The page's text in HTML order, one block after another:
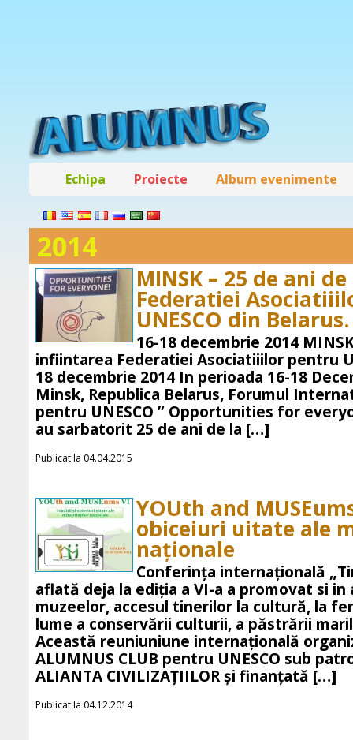
Echipa Proiecte Album evenimente
2014
MINSK – 25 de ani
Federatiei
UNESCO din Belarus.
16-18 decembrie 2014
infiintarea Federatiei Asociatiiilor pentru
18 decembrie 2014 In perioada 16-18
Minsk, Republica Belarus, Forumul
pentru UNESCO ” Opportunities for
au sarbatorit 25 de ani de la […]
Publicat la 04.04.2015
YOUth and
obiceiuri uitate ale
naţionale
Conferinţa internaţională
aflată deja la ediţia a VI-a a promovat si in
muzeelor, accesul tinerilor la cultură, la
lume a conservării culturii, a păstrării
Această reuniuniune internaţională
ALUMNUS CLUB pentru UNESCO sub
ALIANTA CIVILIZAŢIILOR şi finanţată […]
Publicat la 04.12.2014